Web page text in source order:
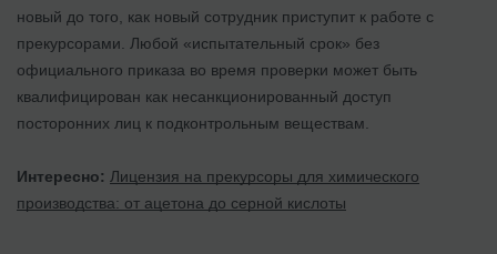
новый до того, как новый сотрудник приступит к работе с
прекурсорами. Любой «испытательный срок» без
официального приказа во время проверки может быть
квалифицирован как несанкционированный доступ
посторонних лиц к подконтрольным веществам.
Интересно: Лицензия на прекурсоры для химического
производства: от ацетона до серной кислоты